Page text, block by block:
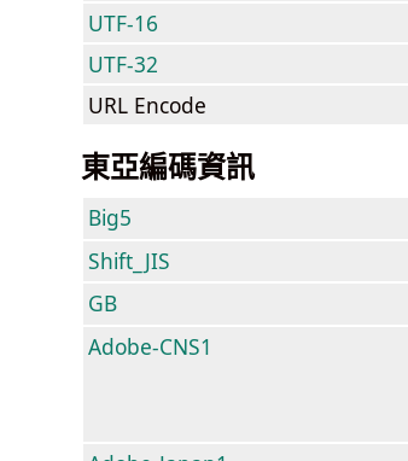
UTF-16
UTF-32
URL Encode
東亞編碼資訊
Big5
Shift_JIS
GB
Adobe-CNS1